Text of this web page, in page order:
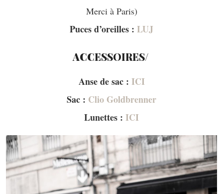
Merci à Paris)
Puces d’oreilles : LUJ
ACCESSOIRES/
Anse de sac : ICI
Sac : Clio Goldbrenner
Lunettes : ICI